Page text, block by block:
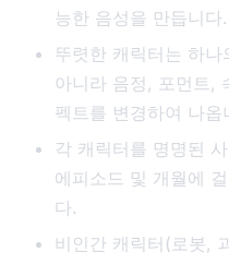
능한 음성을 만듭니다.
뚜렷한 캐릭터는 하
아니라 음정, 포먼트,
펙트를 변경하여 나옵
각 캐릭터를 명명된
에피소드 및 개월에
다.
비인간 캐릭터(로봇,